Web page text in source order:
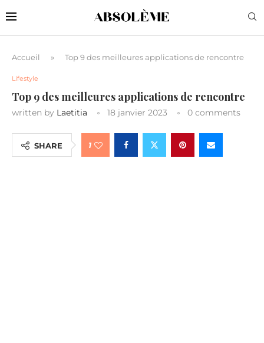
Accueil » Top 9 des meilleures applications de rencontre
Lifestyle
Top 9 des meilleures applications de rencontre
written by Laetitia 18 janvier 2023 0 comments
SHARE 1